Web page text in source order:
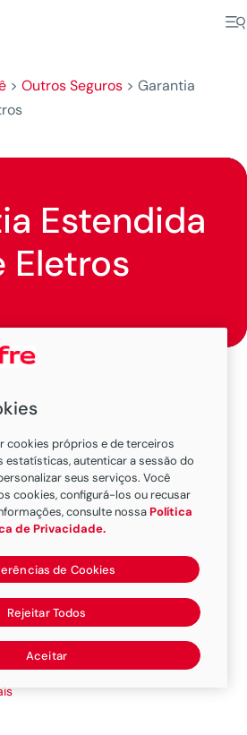
> Outros Seguros> Garantia
Estendida
Eletros
Estendida de Eletros,
de reparo (mão de obra e
do bem segurado pela
elétricos/mecânicos que
cookies próprios e de terceiros
estatísticas, autenticar a sessão do
seus serviços. Você
cookies, configurá-los ou recusar
consulte nossaPolítica
de Privacidade.
de Cookies
Rejeitar Todos
Aceitar